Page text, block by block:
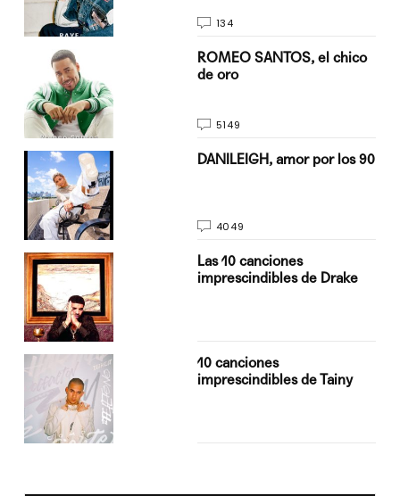
134
ROMEO SANTOS, el chico
de oro
5149
DANILEIGH, amor por los 90
4049
Las 10 canciones
imprescindibles de Drake
10 canciones
imprescindibles de Tainy